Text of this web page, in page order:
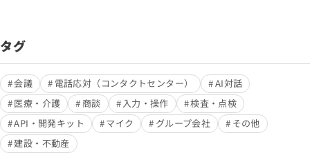
タグ
会議 電話応対（コンタクトセンター）
AI対話
医療・介護
商談 入力・操作
検査・点検
API・開発キット
マイク グループ会社
その他
建設・不動産